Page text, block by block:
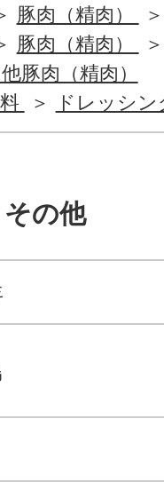
豚肉（精肉）
豚肉（精肉）
豚肉（精肉）
ドレッシン
の他